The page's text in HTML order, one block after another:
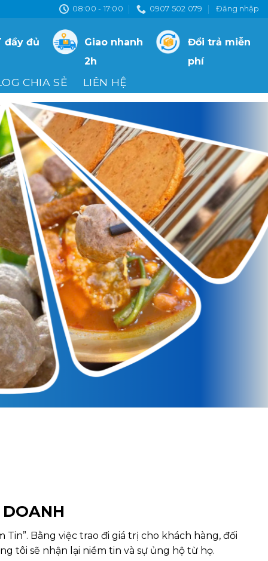
08:00 - 17:00 0907 502 079 Đăng nhập
đầy đủ
Giao nhanh
2h
Đổi trả miễn
phí
CHIA SẺ LIÊN HỆ
Tin”. Bằng việc trao đi giá trị cho khách hàng, đối
tôi sẽ nhận lại niềm tin và sự ủng hộ từ họ.